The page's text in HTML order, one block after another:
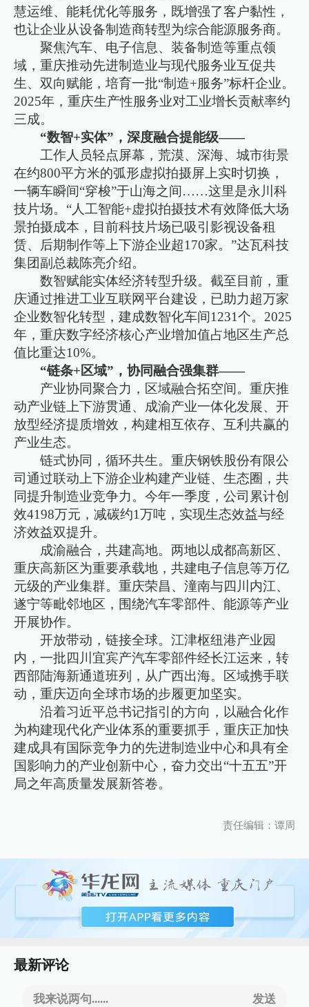
慧运维、能耗优化等服务，既增强了客户黏性，
也让企业从设备制造商转型为综合能源服务商。
聚焦汽车、电子信息、装备制造等重点领
域，重庆推动先进制造业与现代服务业互促共
生、双向赋能，培育一批“制造+服务”标杆企业。
2025年，重庆生产性服务业对工业增长贡献率约
三成。
“数智+实体”，深度融合提能级——
工作人员轻点屏幕，荒漠、深海、城市街景
在约800平方米的弧形虚拟拍摄屏上实时切换，
一辆车瞬间“穿梭”于山海之间……这里是永川科
技片场。“人工智能+虚拟拍摄技术有效降低大场
景拍摄成本，目前科技片场已吸引影视设备租
赁、后期制作等上下游企业超170家。”达瓦科技
集团副总裁陈亮介绍。
数智赋能实体经济转型升级。截至目前，重
庆通过推进工业互联网平台建设，已助力超万家
企业数智化转型，建成数智化车间1231个。2025
年，重庆数字经济核心产业增加值占地区生产总
值比重达10%。
“链条+区域”，协同融合强集群——
产业协同聚合力，区域融合拓空间。重庆推
动产业链上下游贯通、成渝产业一体化发展、开
放型经济提质增效，构建相互依存、互利共赢的
产业生态。
链式协同，循环共生。重庆钢铁股份有限公
司通过联动上下游企业构建产业链、生态圈，共
同提升制造业竞争力。今年一季度，公司累计创
效4198万元，减碳约1万吨，实现生态效益与经
济效益双提升。
成渝融合，共建高地。两地以成都高新区、
重庆高新区为重要承载地，共建电子信息等万亿
元级的产业集群。重庆荣昌、潼南与四川内江、
遂宁等毗邻地区，围绕汽车零部件、能源等产业
开展协作。
开放带动，链接全球。江津枢纽港产业园
内，一批四川宜宾产汽车零部件经长江运来，转
西部陆海新通道班列，从广西出海。区域携手联
动，重庆迈向全球市场的步履更加坚实。
沿着习近平总书记指引的方向，以融合化作
为构建现代化产业体系的重要抓手，重庆正加快
建成具有国际竞争力的先进制造业中心和具有全
国影响力的产业创新中心，奋力交出“十五五”开
局之年高质量发展新答卷。
责任编辑：谭周
最新评论
我来说两句...... 发送